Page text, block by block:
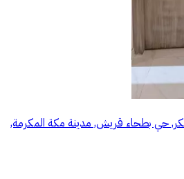
حي بطحاء قريش, مدينة مكة المكرمة,